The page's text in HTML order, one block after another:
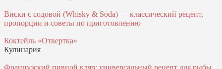
Виски с содовой (Whisky & Soda) — классический рецепт,
пропорции и советы по приготовлению
Коктейль «Отвертка»
Кулинария